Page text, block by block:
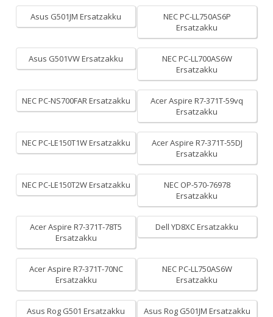
Asus G501JM Ersatzakku
NEC PC-LL750AS6P
Ersatzakku
Asus G501VW Ersatzakku
NEC PC-LL700AS6W
Ersatzakku
NEC PC-NS700FAR Ersatzakku
Acer Aspire R7-371T-59vq
Ersatzakku
NEC PC-LE150T1W Ersatzakku
Acer Aspire R7-371T-55DJ
Ersatzakku
NEC PC-LE150T2W Ersatzakku
NEC OP-570-76978
Ersatzakku
Acer Aspire R7-371T-78T5
Ersatzakku
Dell YD8XC Ersatzakku
Acer Aspire R7-371T-70NC
Ersatzakku
NEC PC-LL750AS6W
Ersatzakku
Asus Rog G501 Ersatzakku Asus Rog G501JM Ersatzakku